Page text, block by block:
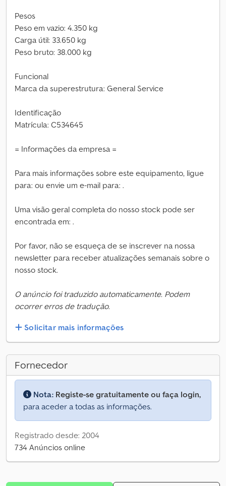
Pesos
Peso em vazio: 4.350 kg
Carga útil: 33.650 kg
Peso bruto: 38.000 kg
Funcional
Marca da superestrutura: General Service
Identificação
Matrícula: C534645
= Informações da empresa =
Para mais informações sobre este equipamento, ligue
para: ou envie um e-mail para: .
Uma visão geral completa do nosso stock pode ser
encontrada em: .
Por favor, não se esqueça de se inscrever na nossa
newsletter para receber atualizações semanais sobre o
nosso stock.
O anúncio foi traduzido automaticamente. Podem
ocorrer erros de tradução.
Solicitar mais informações
Fornecedor
Nota: Registe-se gratuitamente ou faça login,
para aceder a todas as informações.
Registrado desde: 2004
734 Anúncios online